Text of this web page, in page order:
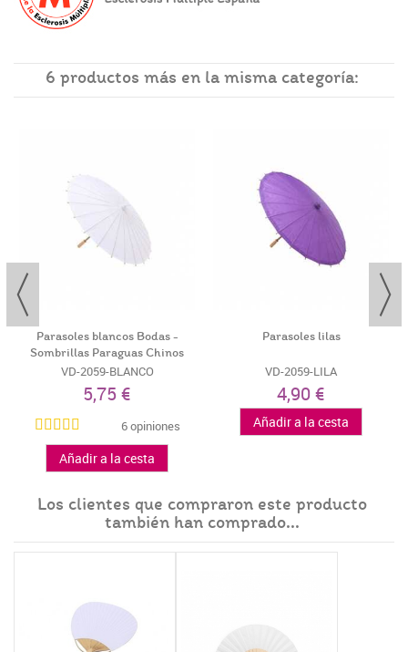
6 productos más en la misma categoría:
Parasoles blancos Bodas -
Sombrillas Paraguas Chinos
VD-2059-BLANCO
5,75 €
6 opiniones
Añadir a la cesta
Parasoles lilas
VD-2059-LILA
4,90 €
Añadir a la cesta
Los clientes que compraron este producto
también han comprado...